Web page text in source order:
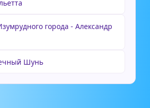
города - Александр
Шунь